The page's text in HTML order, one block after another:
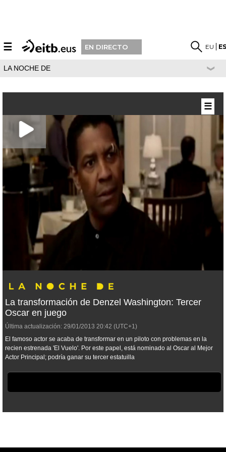
☰ EN DIRECTO EU
LA NOCHE DE
La transformación de Denzel Washington: Tercer
Oscar en juego
Última actualización: 29/01/2013 20:42 (UTC+1)
El famoso actor se acaba de transformar en un piloto con problemas en la
recien estrenada 'El Vuelo'. Por este papel, está nominado al Oscar al Mejor
Actor Principal; podría ganar su tercer estatuilla
☰